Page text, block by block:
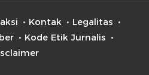
Kontak
Legalitas
Kode Etik Jurnalis